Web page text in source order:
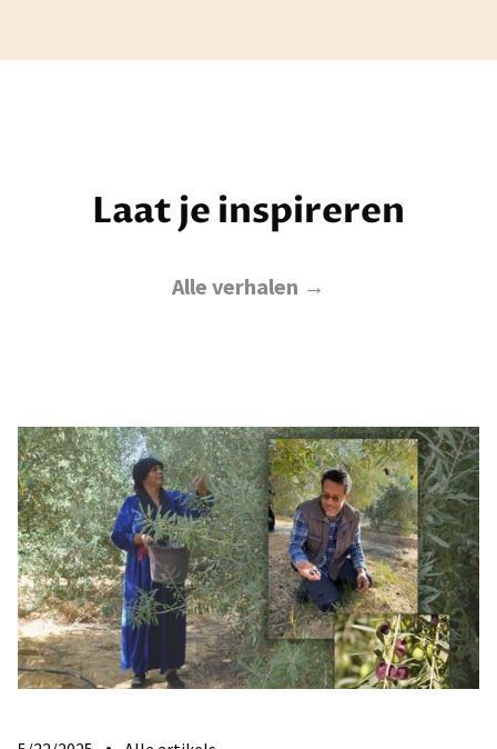
Laat je inspireren
Alle verhalen →